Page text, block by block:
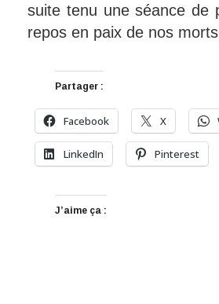
suite tenu une séance de
repos en paix de nos
Partager :
Facebook X
LinkedIn Pinterest
J’aime ça :